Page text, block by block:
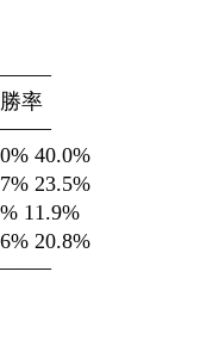
率
40.0%
23.5%
11.9%
20.8%